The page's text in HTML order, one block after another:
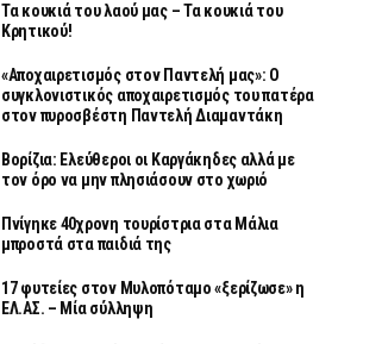
Τα κουκιά του λαού μας – Τα κουκιά του
Κρητικού!
«Aποχαιρετισμός στον Παντελή μας»: Ο
συγκλονιστικός αποχαιρετισμός του πατέρα
στον πυροσβέστη Παντελή Διαμαντάκη
Βορίζια: Ελεύθεροι οι Καργάκηδες αλλά με
τον όρο να μην πλησιάσουν στο χωριό
Πνίγηκε 40χρονη τουρίστρια στα Μάλια
μπροστά στα παιδιά της
17 φυτείες στον Μυλοπόταμο «ξερίζωσε» η
ΕΛ.ΑΣ. – Μία σύλληψη